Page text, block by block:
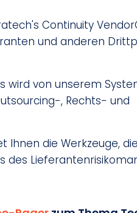
Continuity
und anderen
wird von unserem
, Rechts- und
die Werkzeuge,
des